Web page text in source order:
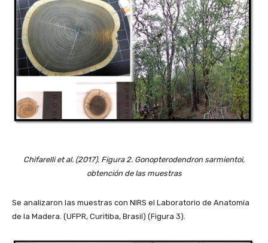
Chifarelli et al. (2017). Figura 2. Gonopterodendron sarmientoi,
obtención de las muestras
Se analizaron las muestras con NIRS el Laboratorio de Anatomía
de la Madera. (UFPR, Curitiba, Brasil) (Figura 3).